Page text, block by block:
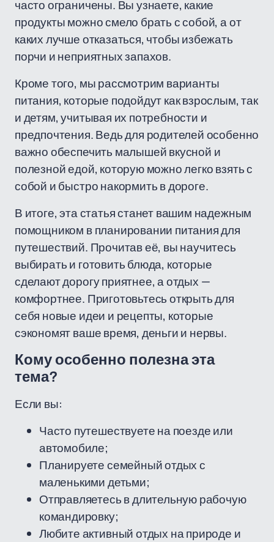
часто ограничены. Вы узнаете, какие
продукты можно смело брать с собой, а от
каких лучше отказаться, чтобы избежать
порчи и неприятных запахов.
Кроме того, мы рассмотрим варианты
питания, которые подойдут как взрослым, так
и детям, учитывая их потребности и
предпочтения. Ведь для родителей особенно
важно обеспечить малышей вкусной и
полезной едой, которую можно легко взять с
собой и быстро накормить в дороге.
В итоге, эта статья станет вашим надежным
помощником в планировании питания для
путешествий. Прочитав её, вы научитесь
выбирать и готовить блюда, которые
сделают дорогу приятнее, а отдых —
комфортнее. Приготовьтесь открыть для
себя новые идеи и рецепты, которые
сэкономят ваше время, деньги и нервы.
Кому особенно полезна эта
тема?
Если вы:
Часто путешествуете на поезде или
автомобиле;
Планируете семейный отдых с
маленькими детьми;
Отправляетесь в длительную рабочую
командировку;
Любите активный отдых на природе и